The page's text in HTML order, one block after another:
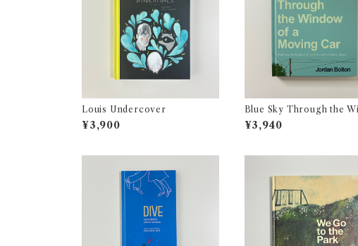
Louis Undercover
¥3,900
Blue Sky Through the
w of a Moving Car
¥3,940